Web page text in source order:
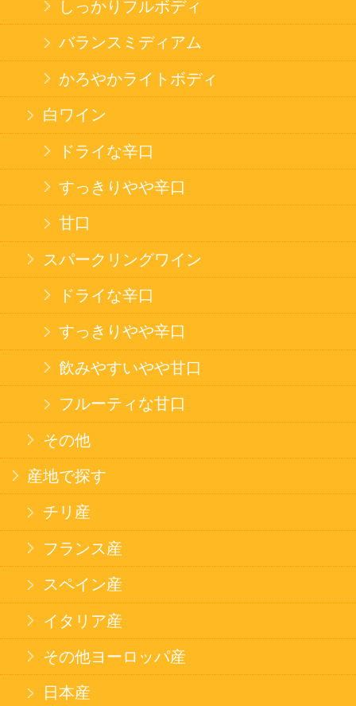
ゼリー飲料
果実フレーバー
エナジードリンク
コカ・コーラ北海道限定商品
インスタント麺
ラーメン
そばうどん
北海道ならでは
斬新テイスト
お菓子
バタークッキー
キャンディ
スナック
国産不織布マスク
北海道アイスクリーム
名水珈琲
食品
ごはん
みそ汁・スープ
北海道産米
フラワーギフト
ご利用ガイド